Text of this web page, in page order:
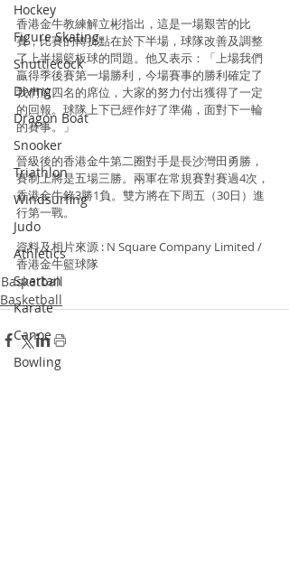
Hockey
Figure Skating
Shuttlecock
Diving
Dragon Boat
Snooker
Triathlon
Windsurfing
Judo
Athletics
Spartan
Karate
Canoe
Bowling
香港金牛教練解立彬指出，這是一場艱苦的比
賽，比賽的轉折點在於下半場，球隊改善及調整
了上半場籃板球的問題。他又表示：「上場我們
贏得季後賽第一場勝利，今場賽事的勝利確定了
我們前四名的席位，大家的努力付出獲得了一定
的回報。球隊上下已經作好了準備，面對下一輪
的賽事。」
晉級後的香港金牛第二圈對手是長沙灣田勇勝，
賽制上將是五場三勝。兩軍在常規賽對賽過4次，
香港金牛錄3勝1負。雙方將在下周五（30日）進
行第一戰。
資料及相片來源 : N Square Company Limited /
香港金牛籃球隊
Basketball
Basketball